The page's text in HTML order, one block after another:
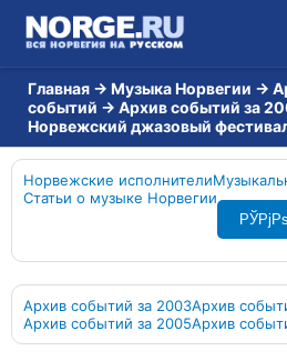
Главная → Музыка Норвегии →
событий → Архив событий за
Норвежский джазовый
Норвежские исполнители
Статьи о музыке Норвегии
Архив событий за 2003Архив
Архив событий за 2005Архив